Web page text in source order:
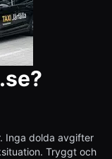
Inga dolda avgifter
Tryggt och